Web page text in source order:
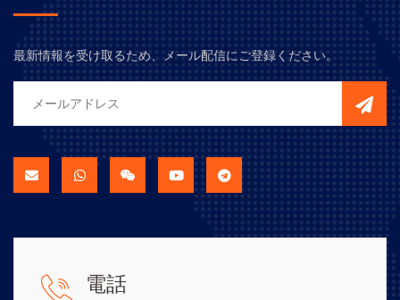
最新情報を受け取るため、メール配信にご登録ください。
電話